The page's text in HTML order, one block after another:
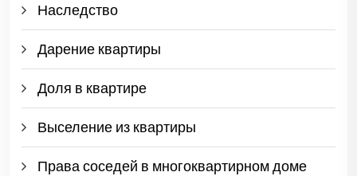
Наследство
Дарение квартиры
Доля в квартире
Выселение из квартиры
Права соседей в многоквартирном доме